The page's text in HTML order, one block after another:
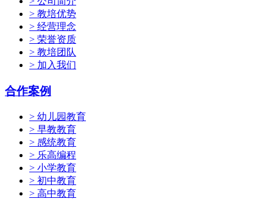
> 教培优势
> 经营理念
> 荣誉资质
> 教培团队
> 加入我们
合作案例
> 幼儿园教育
> 早教教育
> 感统教育
> 乐高编程
> 小学教育
> 初中教育
> 高中教育